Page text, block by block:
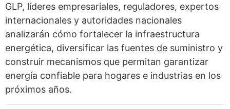
GLP, líderes empresariales, reguladores, expertos
internacionales y autoridades nacionales
analizarán cómo fortalecer la infraestructura
energética, diversificar las fuentes de suministro y
construir mecanismos que permitan garantizar
energía confiable para hogares e industrias en los
próximos años.